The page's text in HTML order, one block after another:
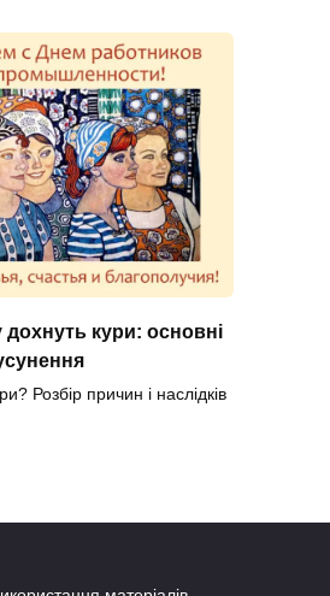
кури: основні
Розбір причин і наслідків